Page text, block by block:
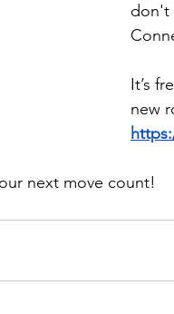
don't
It’s
new
next move count!